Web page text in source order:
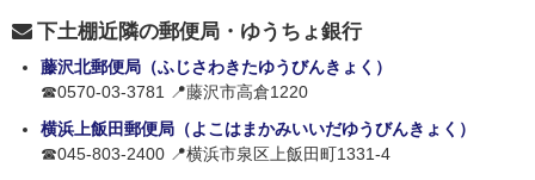
下土棚近隣の郵便局・ゆうちょ銀行
藤沢北郵便局（ふじさわきたゆうびんきょく）
☎0570-03-3781 📍藤沢市高倉1220
横浜上飯田郵便局（よこはまかみいいだゆうびんきょく）
☎045-803-2400 📍横浜市泉区上飯田町1331-4